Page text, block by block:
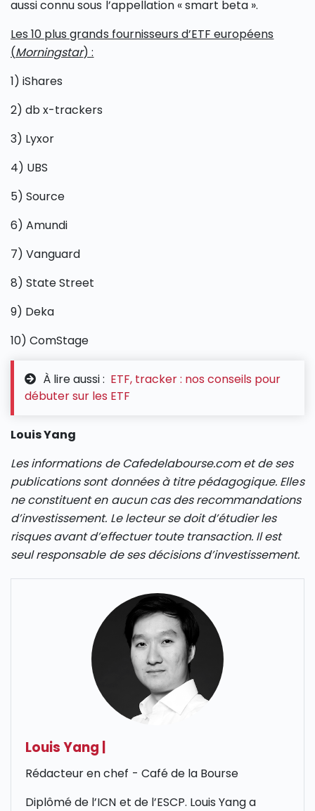
aussi connu sous l’appellation « smart beta ».
Les 10 plus grands fournisseurs d’ETF européens
(Morningstar) :
1) iShares
2) db x-trackers
3) Lyxor
4) UBS
5) Source
6) Amundi
7) Vanguard
8) State Street
9) Deka
10) ComStage
À lire aussi : ETF, tracker : nos conseils pour
débuter sur les ETF
Louis Yang
Les informations de Cafedelabourse.com et de ses
publications sont données à titre pédagogique. Elles
ne constituent en aucun cas des recommandations
d’investissement. Le lecteur se doit d’étudier les
risques avant d’effectuer toute transaction. Il est
seul responsable de ses décisions d’investissement.
Louis Yang
Rédacteur en chef - Café de la Bourse
Diplômé de l’ICN et de l’ESCP. Louis Yang a